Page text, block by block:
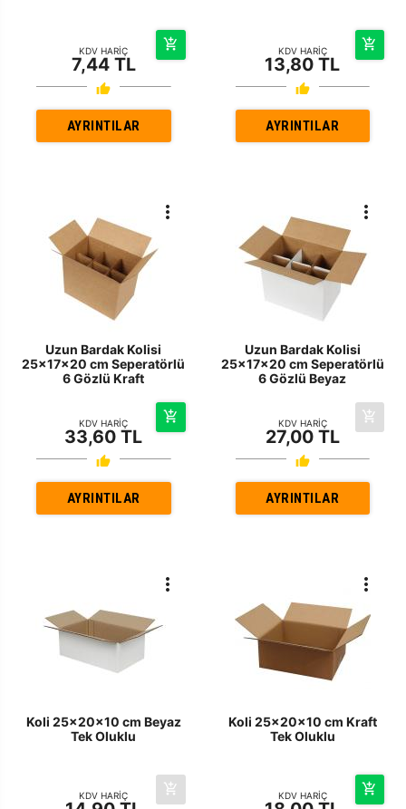
KDV HARİÇ
7,44 TL
AYRINTILAR
KDV HARİÇ
13,80 TL
AYRINTILAR
Uzun Bardak Kolisi
25x17x20 cm Seperatörlü
6 Gözlü Kraft
KDV HARİÇ
33,60 TL
AYRINTILAR
Uzun Bardak Kolisi
25x17x20 cm Seperatörlü
6 Gözlü Beyaz
KDV HARİÇ
27,00 TL
AYRINTILAR
Koli 25x20x10 cm Beyaz
Tek Oluklu
KDV HARİÇ
Koli 25x20x10 cm Kraft
Tek Oluklu
KDV HARİÇ